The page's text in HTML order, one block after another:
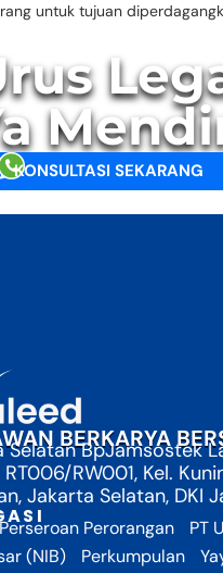
untuk tujuan
KONSULTASI SEKARANG
BERKARYA
Selatan BpJamsostek
RT006/RW001, Kel.
Jakarta Selatan, DKI
Perseroan Perorangan PT
(NIB)
Perkumpulan